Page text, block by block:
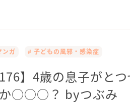
ンガ # 子どもの風邪・感染症
176】4歳の息子がと
か○○○？ byつぶみ